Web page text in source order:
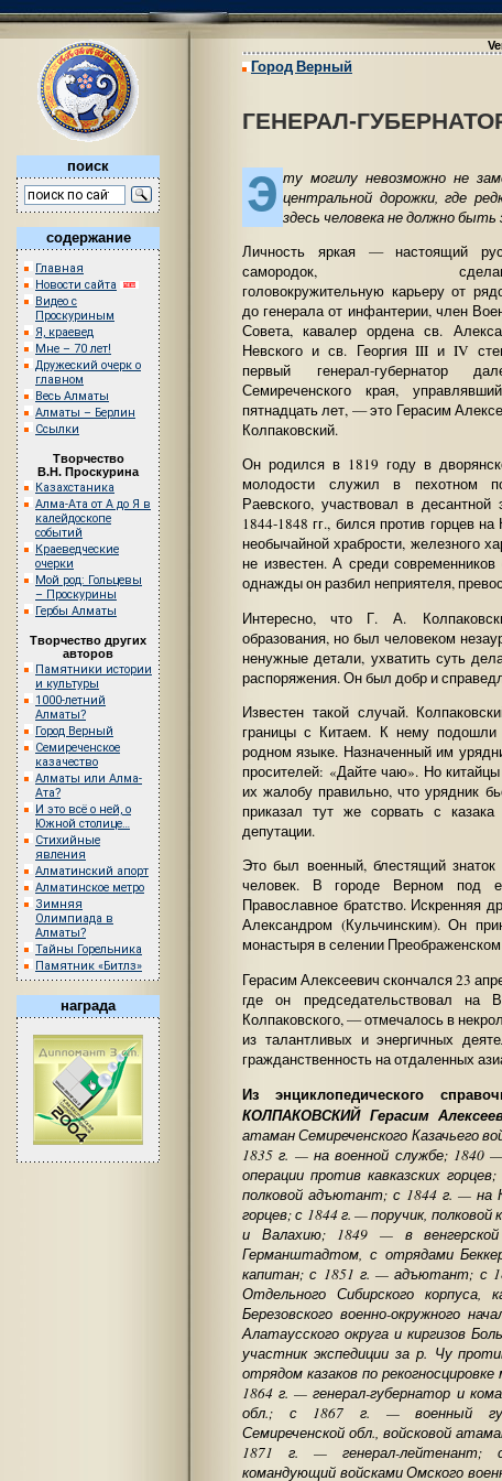
поиск
содержание
Главная
Новости сайта
Видео с
Проскуриным
Я, краевед
Мне – 70 лет!
Дружеский очерк о
главном
Весь Алматы
Алматы – Берлин
Ссылки
Творчество
В.Н. Проскурина
Казахстаника
Алма-Ата от А до Я в
калейдоскопе
событий
Краеведческие
очерки
Мой род: Гольцевы
– Проскурины
Гербы Алматы
Творчество других
авторов
Памятники истории
и культуры
1000-летний
Алматы?
Город Верный
Семиреченское
казачество
Алматы или Алма-
Ата?
И это всё о ней, о
Южной столице…
Стихийные
явления
Алматинский апорт
Алматинское метро
Зимняя
Олимпиада в
Алматы?
Тайны Горельника
Памятник «Битлз»
награда
Город Верный
ГЕНЕРАЛ-
Э ту могилу невозможно не
центральной дорожки, где
здесь человека не должно
Личность яркая — настоящий
самородок,
головокружительную карьеру от
до генерала от инфантерии, член
Совета, кавалер ордена св.
Невского и св. Георгия III и IV
первый генерал-губернатор
Семиреченского края,
пятнадцать лет, — это Герасим
Колпаковский.
Он родился в 1819 году в
молодости служил в пехотном
Раевского, участвовал в
1844-1848 гг., бился против горцев
необычайной храбрости, железного
не известен. А среди
однажды он разбил неприятеля,
Интересно, что Г. А.
образования, но был человеком
ненужные детали, ухватить суть
распоряжения. Он был добр и
Известен такой случай.
границы с Китаем. К нему подошли
родном языке. Назначенный им
просителей: «Дайте чаю». Но
их жалобу правильно, что урядник
приказал тут же сорвать с
депутации.
Это был военный, блестящий
человек. В городе Верном под
Православное братство. Искренняя
Александром (Кульчинским). Он
монастыря в селении
Герасим Алексеевич скончался 23
где он председательствовал на
Колпаковского, — отмечалось в
из талантливых и энергичных
гражданственность на отдаленных
Из энциклопедического
КОЛПАКОВСКИЙ Герасим
атаман Семиреченского Казачьего
1835 г. — на военной службе; 1840
операции против кавказских
полковой адъютант; с 1844 г. — на
горцев; с 1844 г. — поручик,
и Валахию; 1849 — в венгерской
Германштадтом, с отрядами
капитан; с 1851 г. — адъютант; с
Отдельного Сибирского
Березовского военно-окружного
Алатаусского округа и киргизов
участник экспедиции за р. Чу
отрядом казаков по
1864 г. — генерал-губернатор и
обл.; с 1867 г. — военный
Семиреченской обл., войсковой
1871 г. — генерал-лейтенант;
командующий войсками Омского